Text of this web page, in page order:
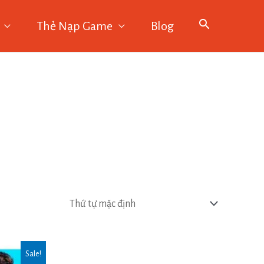
Thẻ Nạp Game Blog
Sale!